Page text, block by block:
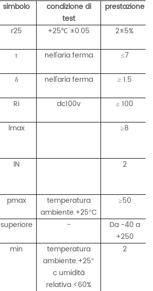
simbolo
condizione di
test
prestazione
r25 +25℃ ±0.05 2±5%
τ nell'aria ferma ≤7
δ nell'aria ferma ≥ 1.5
Ri dc100v ≥ 100
lmax ≥8
lN 2
pmax
temperatura
ambiente.+25°C
≥50
superiore -
Da -40 a
+250
min
temperatura
ambiente.+25°
c umidità
relativa <60%
2